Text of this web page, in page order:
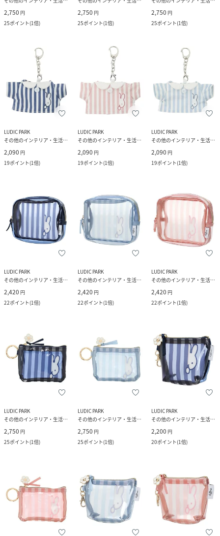
2,750 円
25ポイント(1倍)
2,750 円
25ポイント(1倍)
2,750 円
25ポイント(1倍)
LUDIC PARK
その他のインテリア・生活雑貨
2,090 円
19ポイント(1倍)
LUDIC PARK
その他のインテリア・生活雑貨
2,090 円
19ポイント(1倍)
LUDIC PARK
その他のインテリア・生活雑貨
2,090 円
19ポイント(1倍)
LUDIC PARK
その他のインテリア・生活雑貨
2,420 円
22ポイント(1倍)
LUDIC PARK
その他のインテリア・生活雑貨
2,420 円
22ポイント(1倍)
LUDIC PARK
その他のインテリア・生活雑貨
2,420 円
22ポイント(1倍)
LUDIC PARK
その他のインテリア・生活雑貨
2,750 円
25ポイント(1倍)
LUDIC PARK
その他のインテリア・生活雑貨
2,750 円
25ポイント(1倍)
LUDIC PARK
その他のインテリア・生活雑貨
2,200 円
20ポイント(1倍)